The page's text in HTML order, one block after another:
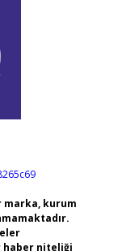
kurum
haber niteliği